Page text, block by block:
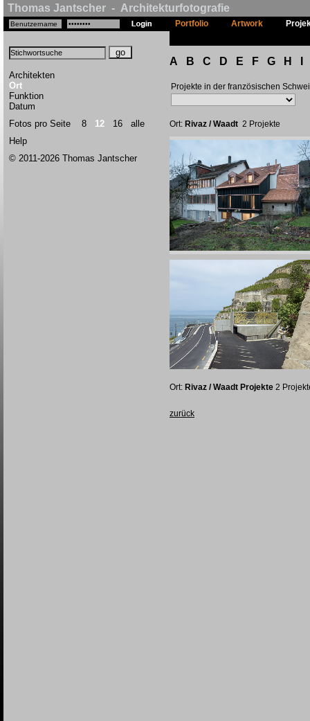
Thomas Jantscher - Architekturfotografie
Architekten
Ort
Funktion
Datum
Fotos pro Seite 8 12 16
alle
Help
© 2011-2026 Thomas Jantscher
Portfolio Artwork
A B C D E F G H
Projekte in der französischen
Ort: Rivaz / Waadt 2 Projekte
Ort: Rivaz / Waadt Projekte 2
zurück